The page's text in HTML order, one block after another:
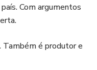
Com argumentos
Também é produtor e